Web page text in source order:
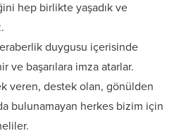
hep birlikte yaşadık ve
duygusu içerisinde
başarılara imza atarlar.
veren, destek olan, gönülden
bulunamayan herkes bizim için